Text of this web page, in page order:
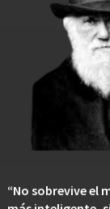
“No sobrevive el